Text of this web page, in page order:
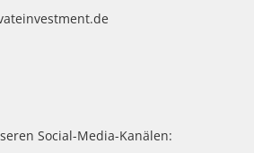
Social-Media-Kanälen: